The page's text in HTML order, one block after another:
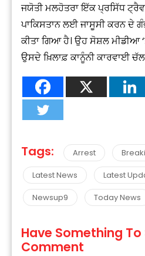
ਜਯੋਤੀ ਮਲਹੋਤਰਾ ਇੱਕ ਪ੍ਰਸਿੱਧ
ਪਾਕਿਸਤਾਨ ਲਈ ਜਾਸੂਸੀ ਕਰਨ ਦੇ
ਕੀਤਾ ਗਿਆ ਹੈ। ਉਹ ਸੋਸ਼ਲ ਮੀਡੀਆ
ਉਸਦੇ ਖ਼ਿਲਾਫ਼ ਕਾਨੂੰਨੀ ਕਾਰਵਾਈ ਚੱਲ
Tags: Arrest
Latest News
Latest
Newsup9
Today News
Have Something
Comment